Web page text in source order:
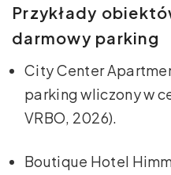
Przykłady
darmowy parking
City Center
parking wliczony w
VRBO, 2026).
Boutique Hotel